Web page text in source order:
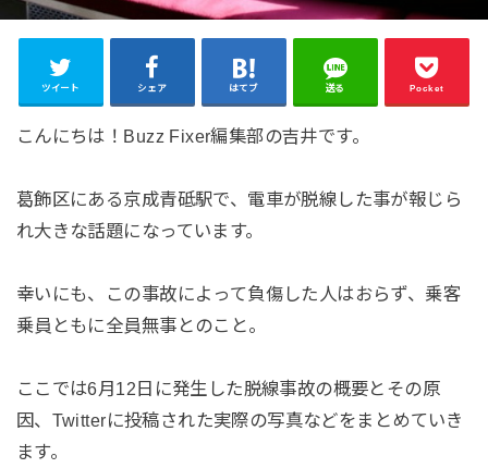
ツイート シェア はてブ 送る Pocket
こんにちは！Buzz Fixer編集部の吉井です。
葛飾区にある京成青砥駅で、電車が脱線した事が報じら
れ大きな話題になっています。
幸いにも、この事故によって負傷した人はおらず、乗客
乗員ともに全員無事とのこと。
ここでは6月12日に発生した脱線事故の概要とその原
因、Twitterに投稿された実際の写真などをまとめていき
ます。